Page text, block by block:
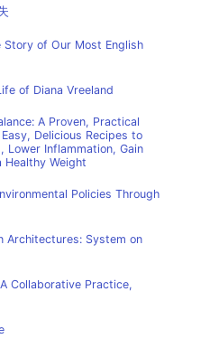
Story of Our Most English
of Diana Vreeland
A Proven, Practical
Delicious Recipes to
Lower Inflammation, Gain
Healthy Weight
Policies Through
Architectures: System on
Collaborative Practice,